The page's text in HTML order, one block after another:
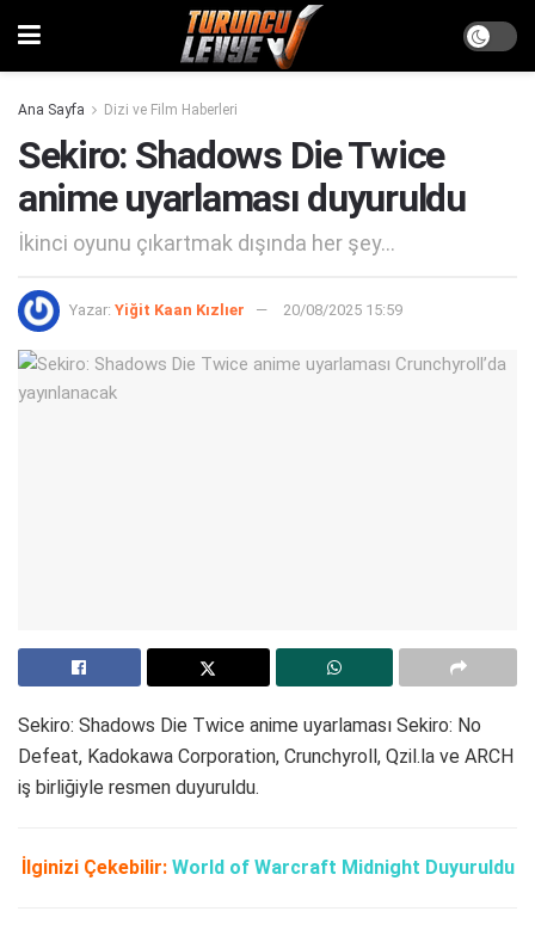
Ana Sayfa Dizi ve Film Haberleri
Sekiro: Shadows Die Twice
anime uyarlaması duyuruldu
İkinci oyunu çıkartmak dışında her şey...
Yazar: Yiğit Kaan Kızlıer 20/08/2025 15:59
Sekiro: Shadows Die Twice anime uyarlaması Sekiro: No
Defeat, Kadokawa Corporation, Crunchyroll, Qzil.la ve ARCH
iş birliğiyle resmen duyuruldu.
İlginizi Çekebilir: World of Warcraft Midnight Duyuruldu